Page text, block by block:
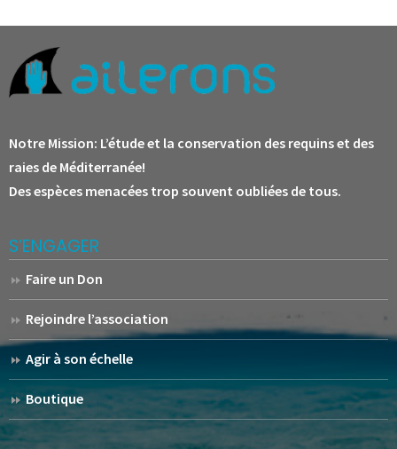
Notre Mission: L’étude et la conservation des requins et des
raies de Méditerranée!
Des espèces menacées trop souvent oubliées de tous.
S’ENGAGER
Faire un Don
Rejoindre l’association
Agir à son échelle
Boutique